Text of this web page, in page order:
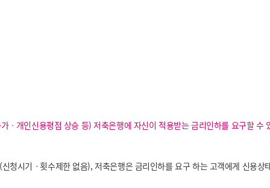
ㆍ개인신용평점 상승 등) 저축은행에 자신이 적용받는 금리인하를 요구할 수
청시기ㆍ횟수제한 없음), 저축은행은 금리인하를 요구 하는 고객에게 신용상